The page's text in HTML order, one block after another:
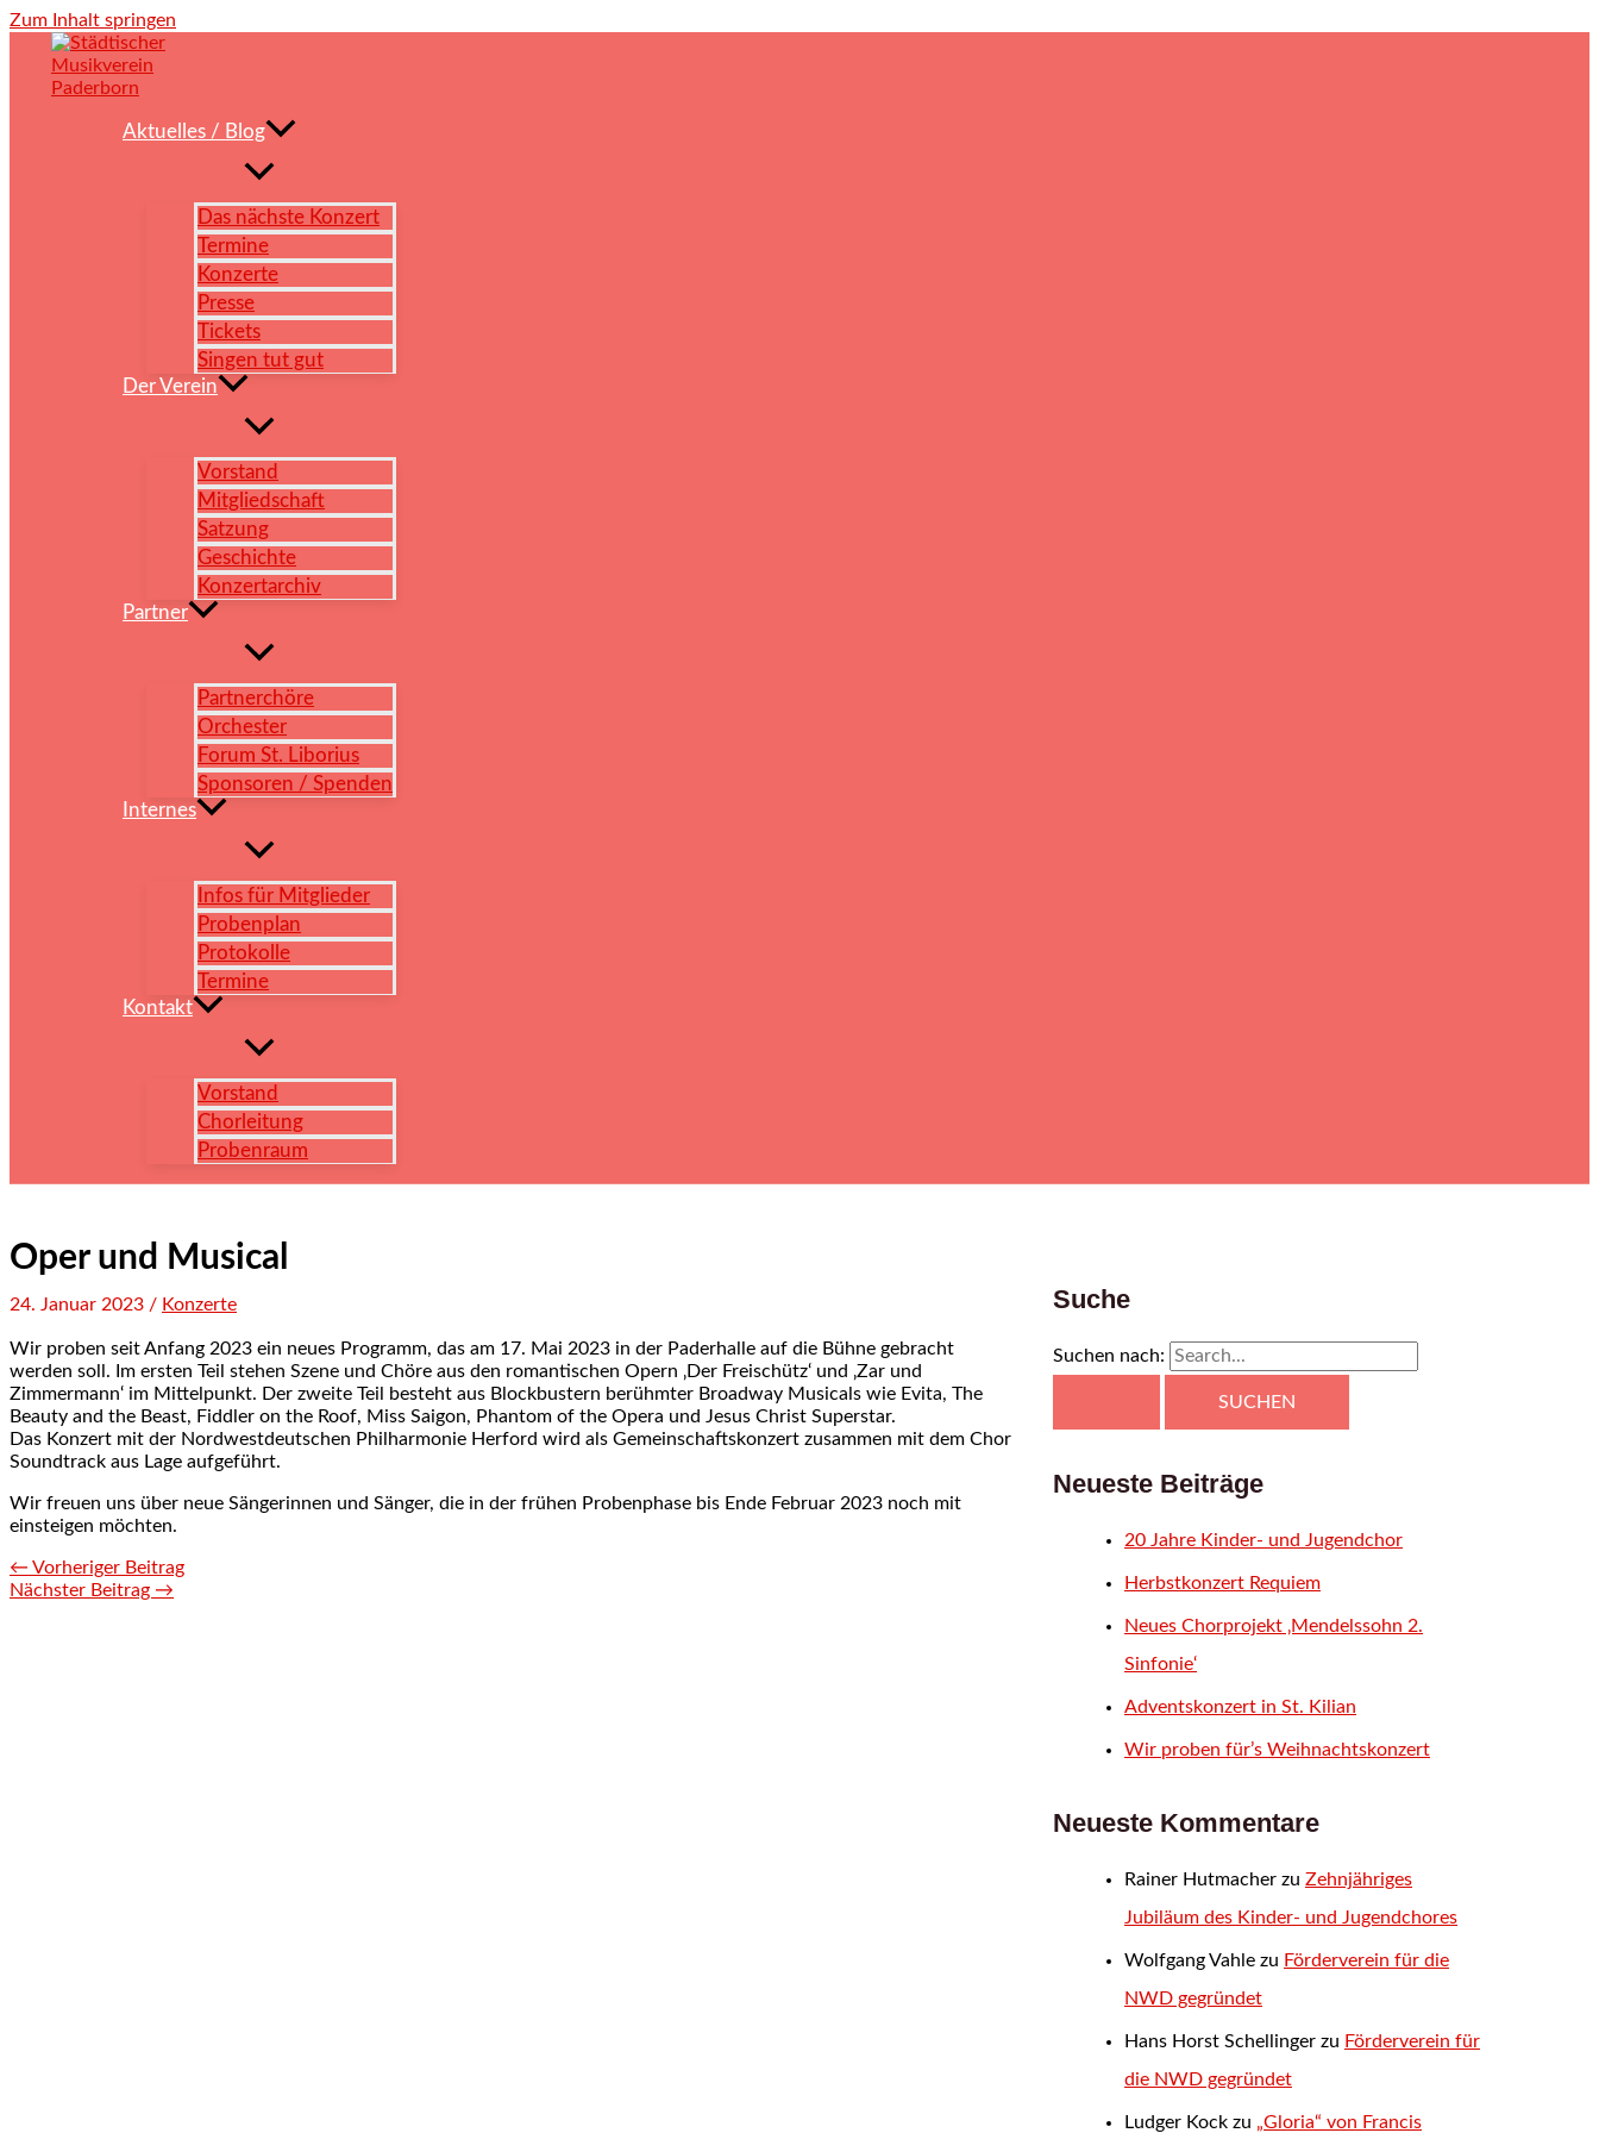
Zum Inhalt springen
Aktuelles / Blog
Das nächste Konzert
Termine
Konzerte
Presse
Tickets
Singen tut gut
Der Verein
Vorstand
Mitgliedschaft
Satzung
Geschichte
Konzertarchiv
Partner
Partnerchöre
Orchester
Forum St. Liborius
Sponsoren / Spenden
Internes
Infos für Mitglieder
Probenplan
Protokolle
Termine
Kontakt
Vorstand
Chorleitung
Probenraum
Oper und Musical
24. Januar 2023 / Konzerte
Wir proben seit Anfang 2023 ein neues Programm, das am 17. Mai 2023 in der Paderhalle auf die Bühne gebracht
werden soll. Im ersten Teil stehen Szene und Chöre aus den romantischen Opern ‚Der Freischütz‘ und ‚Zar und
Zimmermann‘ im Mittelpunkt. Der zweite Teil besteht aus Blockbustern berühmter Broadway Musicals wie Evita, The
Beauty and the Beast, Fiddler on the Roof, Miss Saigon, Phantom of the Opera und Jesus Christ Superstar.
Das Konzert mit der Nordwestdeutschen Philharmonie Herford wird als Gemeinschaftskonzert zusammen mit dem Chor
Soundtrack aus Lage aufgeführt.
Wir freuen uns über neue Sängerinnen und Sänger, die in der frühen Probenphase bis Ende Februar 2023 noch mit
einsteigen möchten.
← Vorheriger Beitrag
Nächster Beitrag →
Suche
Suchen nach:
Neueste Beiträge
20 Jahre Kinder- und Jugendchor
Herbstkonzert Requiem
Neues Chorprojekt ‚Mendelssohn 2.
Sinfonie‘
Adventskonzert in St. Kilian
Wir proben für’s Weihnachtskonzert
Neueste Kommentare
Rainer Hutmacher zu Zehnjähriges
Jubiläum des Kinder- und Jugendchores
Wolfgang Vahle zu Förderverein für die
NWD gegründet
Hans Horst Schellinger zu Förderverein für
die NWD gegründet
Ludger Kock zu „Gloria“ von Francis